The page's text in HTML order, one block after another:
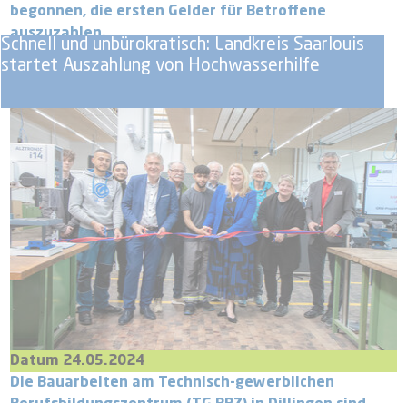
Schnell und unbürokratisch: Landkreis Saarlouis
startet Auszahlung von Hochwasserhilfe
begonnen, die ersten Gelder für Betroffene
auszuzahlen.
Datum 24.05.2024
Die Bauarbeiten am Technisch-gewerblichen